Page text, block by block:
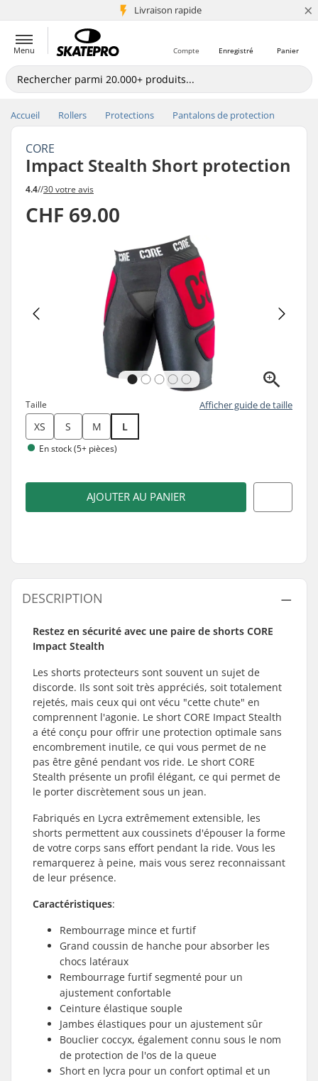
Livraison rapide
+5 mio de clients ×
Menu Panier
Enregistré
Compte
Accueil Rollers Protections Pantalons de protection
CORE
Impact Stealth Short protection
4.4//30 votre avis
CHF 69.00
Taille Afficher guide de taille
XS S M L
En stock (5+ pièces)
AJOUTER AU PANIER
DESCRIPTION
Restez en sécurité avec une paire de shorts CORE
Impact Stealth
Les shorts protecteurs sont souvent un sujet de
discorde. Ils sont soit très appréciés, soit totalement
rejetés, mais ceux qui ont vécu "cette chute" en
comprennent l'agonie. Le short CORE Impact Stealth
a été conçu pour offrir une protection optimale sans
encombrement inutile, ce qui vous permet de ne
pas être gêné pendant vos ride. Le short CORE
Stealth présente un profil élégant, ce qui permet de
le porter discrètement sous un jean.
Fabriqués en Lycra extrêmement extensible, les
shorts permettent aux coussinets d'épouser la forme
de votre corps sans effort pendant la ride. Vous les
remarquerez à peine, mais vous serez reconnaissant
de leur présence.
Caractéristiques:
Rembourrage mince et furtif
Grand coussin de hanche pour absorber les
chocs latéraux
Rembourrage furtif segmenté pour un
ajustement confortable
Ceinture élastique souple
Jambes élastiques pour un ajustement sûr
Bouclier coccyx, également connu sous le nom
de protection de l'os de la queue
Short en lycra pour un confort optimal et un